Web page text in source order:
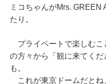
ミコちゃんがMrs.
たり。
プライベートで楽しむこ
の方々から「観に来てく
も。
これが東京ドームだとね